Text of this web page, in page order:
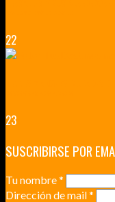
22
23
SUSCRIBIRSE POR
Tu nombre*
Dirección de mail*